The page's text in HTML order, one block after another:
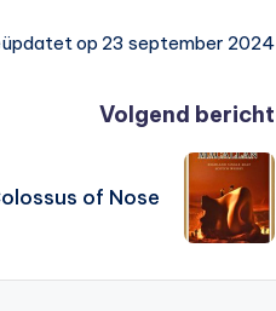
op 23 september 2024
Volgend bericht
of Nose